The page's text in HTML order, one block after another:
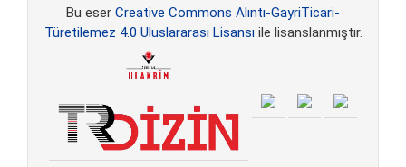
Bu eser Creative Commons Alıntı-GayriTicari-
Türetilemez 4.0 Uluslararası Lisansı ile lisanslanmıştır.